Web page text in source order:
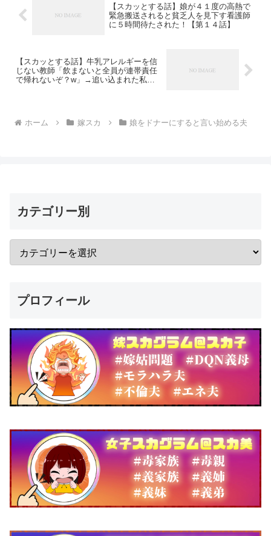
【スカッとする話】娘が４１度の高熱で
緊急搬送されると貧乏人を見下す看護師
に５時間待たされた！【第１４話】
【スカッとする話】牛乳アレルギーを信
じない教師「飲まないと全員が連帯責任
で帰れないぞ？w」→追い込まれた私は
ホーム 嫁スカ 娘をドナーにすると言い始める夫
カテゴリー別
プロフィール